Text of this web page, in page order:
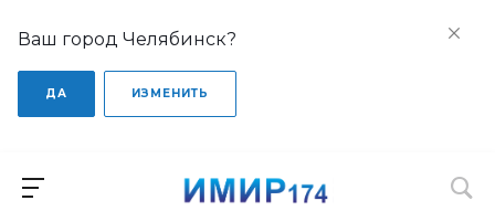
Ваш город Челябинск?
ДА ИЗМЕНИТЬ